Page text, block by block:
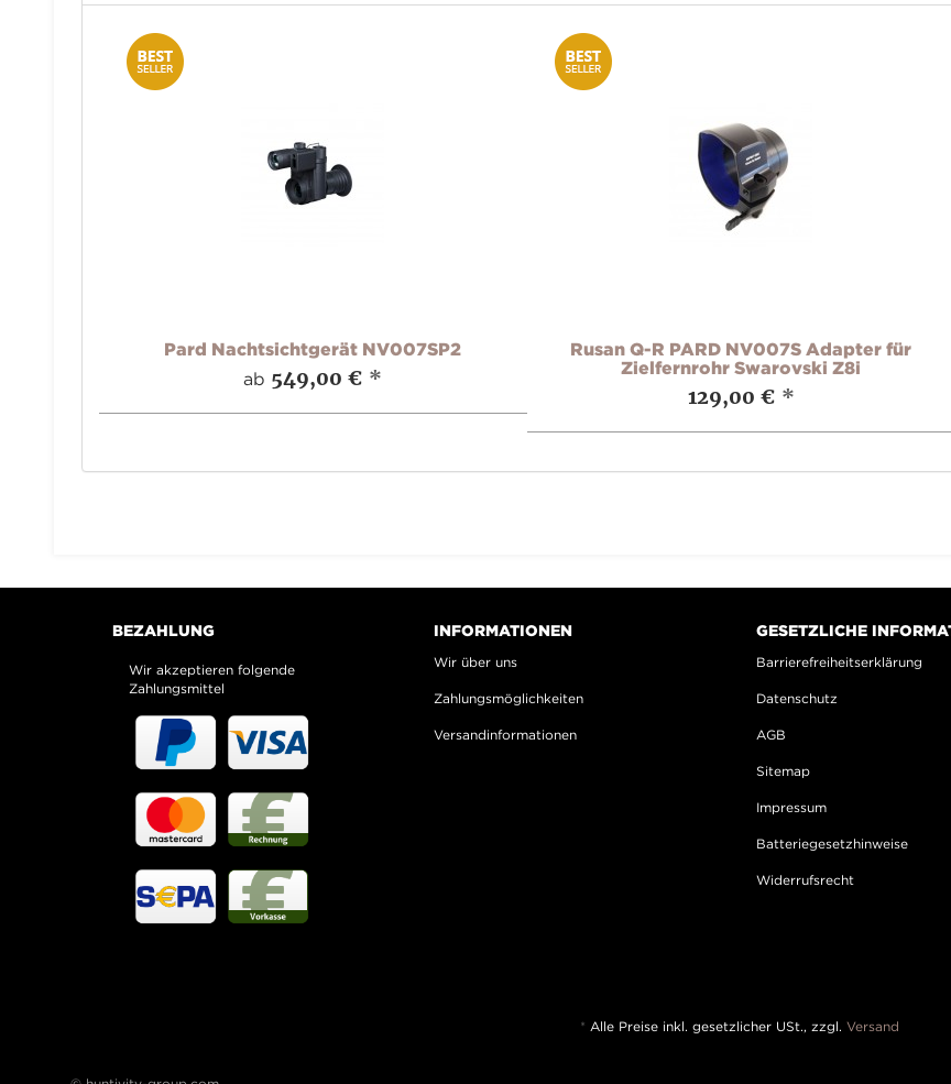
Pard Nachtsichtgerät NV007SP2
ab 549,00 € *
Rusan Q-R PARD NV007S Adapter für
Zielfernrohr Swarovski Z8i
129,00 € *
BEZAHLUNG
Wir akzeptieren folgende
Zahlungsmittel
INFORMATIONEN
Wir über uns
Zahlungsmöglichkeiten
Versandinformationen
GESETZLICHE
Barrierefreiheitserklärung
Datenschutz
AGB
Sitemap
Impressum
Batteriegesetzhinweise
Widerrufsrecht
* Alle Preise inkl. gesetzlicher USt., zzgl. Versand